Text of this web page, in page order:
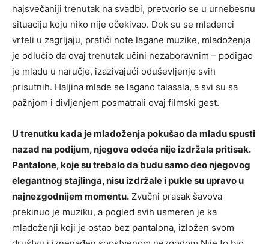
najsvečaniji trenutak na svadbi, pretvorio se u urnebesnu
situaciju koju niko nije očekivao. Dok su se mladenci
vrteli u zagrljaju, pratići note lagane muzike, mladoženja
je odlučio da ovaj trenutak učini nezaboravnim – podigao
je mladu u naručje, izazivajući oduševljenje svih
prisutnih. Haljina mlade se lagano talasala, a svi su sa
pažnjom i divljenjem posmatrali ovaj filmski gest.
U trenutku kada je mladoženja pokušao da mladu spusti
nazad na podijum, njegova odeća nije izdržala pritisak.
Pantalone, koje su trebalo da budu samo deo njegovog
elegantnog stajlinga, nisu izdržale i pukle su upravo u
najnezgodnijem momentu. Zvučni prasak šavova
prekinuo je muziku, a pogled svih usmeren je ka
mladoženji koji je ostao bez pantalona, izložen svom